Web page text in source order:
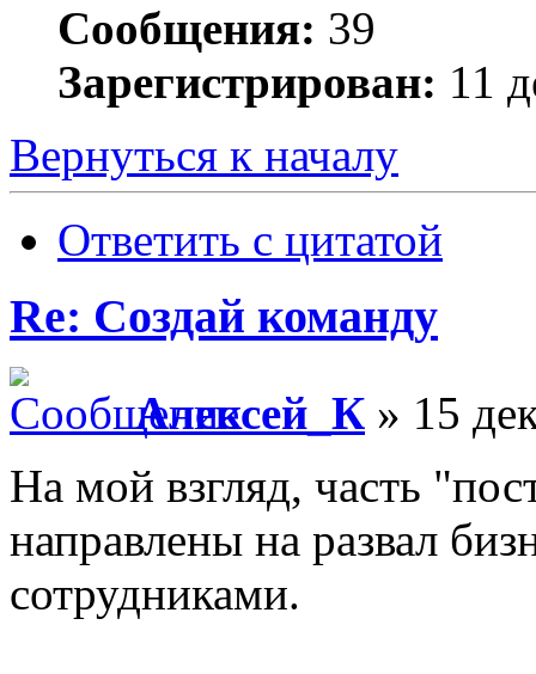
Сообщения: 39
Зарегистрирован: 11
Вернуться к началу
Ответить с цитатой
Re: Создай команду
Алексей_К » 15
На мой взгляд, часть
направлены на развал
сотрудниками.